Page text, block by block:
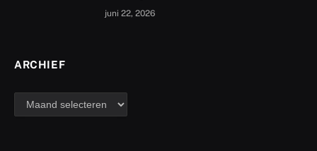
juni 22, 2026
ARCHIEF
archief